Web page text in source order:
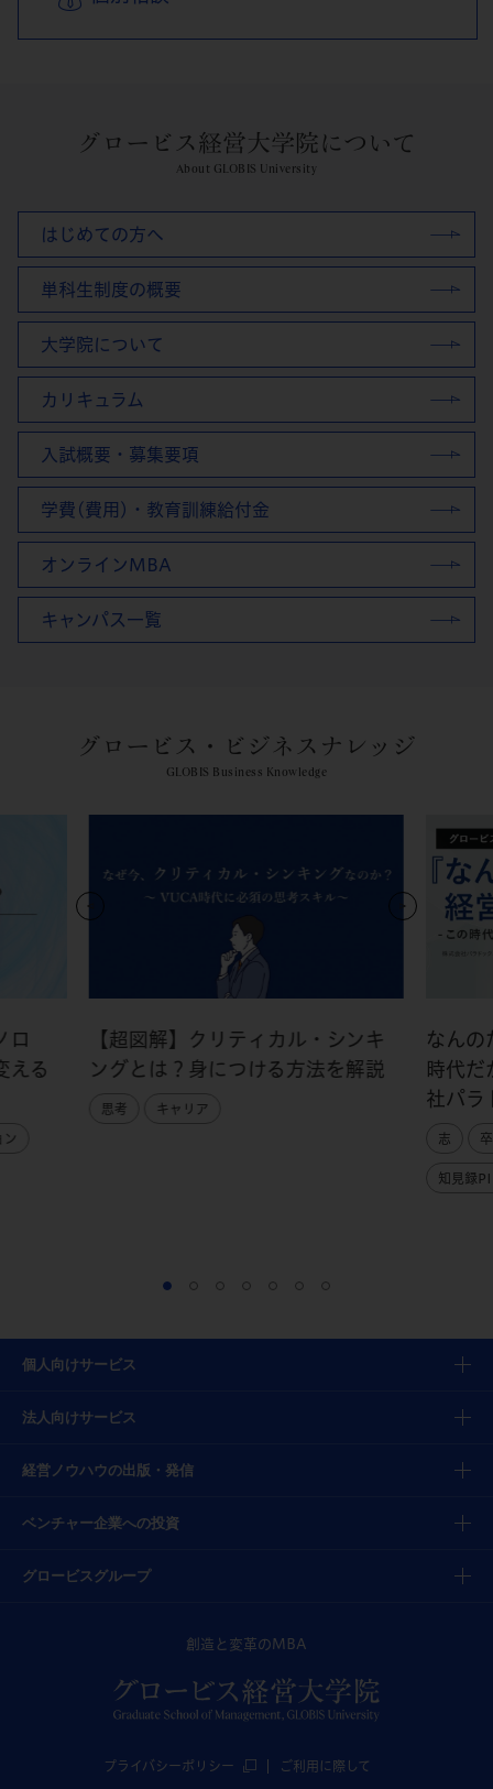
グロービス経営大学院について
About GLOBIS University
はじめての方へ
単科生制度の概要
大学院について
カリキュラム
入試概要・募集要項
学費(費用)・教育訓練給付金
オンラインMBA
キャンパス一覧
グロービス・ビジネスナレッジ
GLOBIS Business Knowledge
ロ
える
ン
【超図解】クリティカル・シンキ
ングとは？身につける方法を解説
思考 キャリア
なんの
時代だ
社パラ
志
知見録
個人向けサービス
法人向けサービス
経営ノウハウの出版・発信
ベンチャー企業への投資
グロービスグループ
創造と変革のMBA
プライバシーポリシー ご利用に際して